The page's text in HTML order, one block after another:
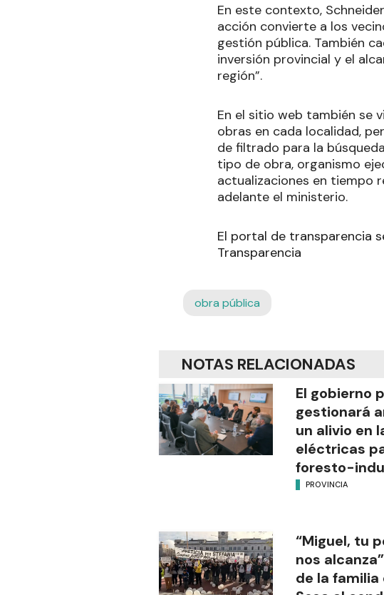
En este contexto,
acción convierte a los
gestión pública. También
inversión provincial y el
región”.
En el sitio web también se
obras en cada localidad,
de filtrado para la
tipo de obra, organismo
actualizaciones en tiempo
adelante el ministerio.
El portal de transparencia
Transparencia
obra pública
NOTAS RELACIONADAS
El gobierno
gestionará
un alivio en
eléctricas
foresto-
PROVINCIA
“Miguel, tu
nos
de la